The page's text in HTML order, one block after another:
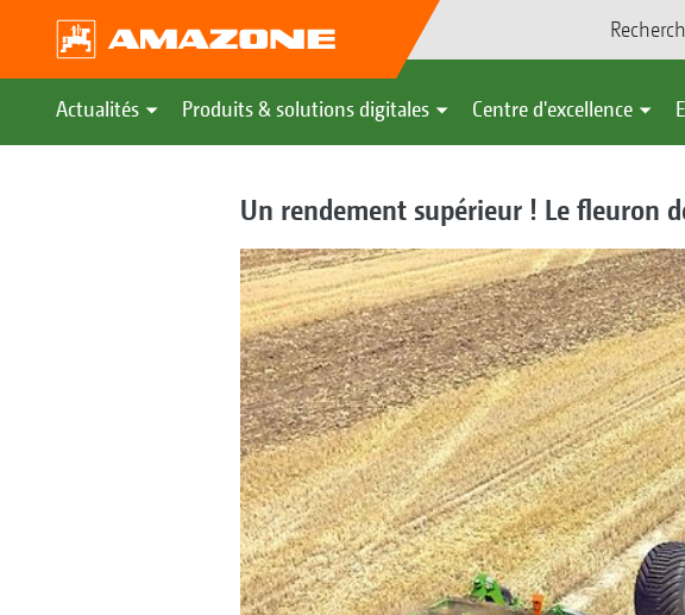
Actualités Produits & solutions digitales Centre d'excellence
Un rendement supérieur ! Le fleuron